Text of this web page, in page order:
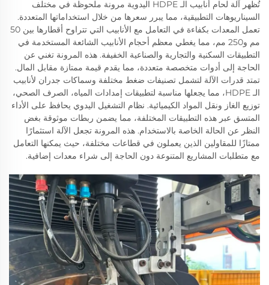
تُظهر آلة لحام أنابيب الـ HDPE اليدوية مرونة ملحوظة في مختلف
السيناريوهات التطبيقية، مما يبرر سعرها من خلال استخداماتها المتعددة.
تعمل المعدات بكفاءة في التعامل مع الأنابيب التي تتراوح أقطارها بين 50
مم و250 مم، مما يغطي معظم أحجام الأنابيب الشائعة المستخدمة في
التطبيقات السكنية والتجارية والصناعية الخفيفة. هذه المرونة تغني عن
الحاجة إلى أدوات متخصصة متعددة، مما يقدم قيمة ممتازة مقابل المال.
تمتد قدرات الآلة لتشمل تصنيفات ضغط مختلفة وسماكات جدران لأنابيب
الـ HDPE، مما يجعلها مناسبة لتطبيقات إمدادات المياه، الصرف الصحي،
توزيع الغاز ونقل المواد الكيميائية. نظام التشغيل اليدوي يحافظ على الأداء
المتسق عبر هذه التطبيقات المختلفة، مما يضمن ربطات موثوقة بغض
النظر عن الحالة الخاصة بالاستخدام. هذه المرونة تجعل الآلة استثمارًا
ممتازًا للمقاولين الذين يعملون في قطاعات مختلفة، حيث يمكنها التعامل
مع متطلبات المشاريع المتنوعة دون الحاجة إلى شراء معدات إضافية.